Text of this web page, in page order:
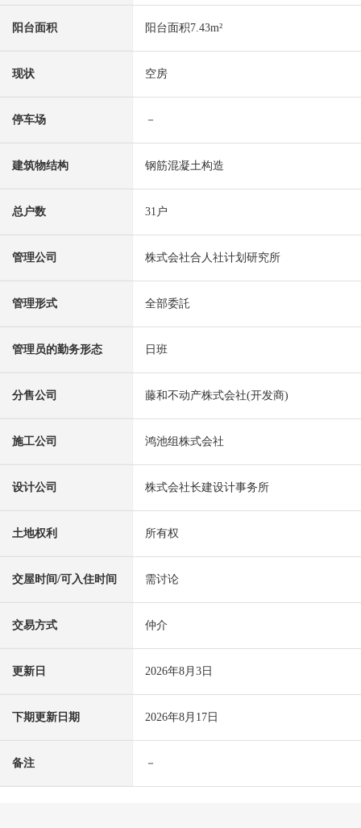
阳台面积 阳台面积7.43m²
现状 空房
停车场 －
建筑物结构 钢筋混凝土构造
总户数 31户
管理公司 株式会社合人社计划研究所
管理形式 全部委託
管理员的勤务形态 日班
分售公司 藤和不动产株式会社(开发商)
施工公司 鸿池组株式会社
设计公司 株式会社长建设计事务所
土地权利 所有权
交屋时间/可入住时间 需讨论
交易方式 仲介
更新日 2026年8月3日
下期更新日期 2026年8月17日
备注 －